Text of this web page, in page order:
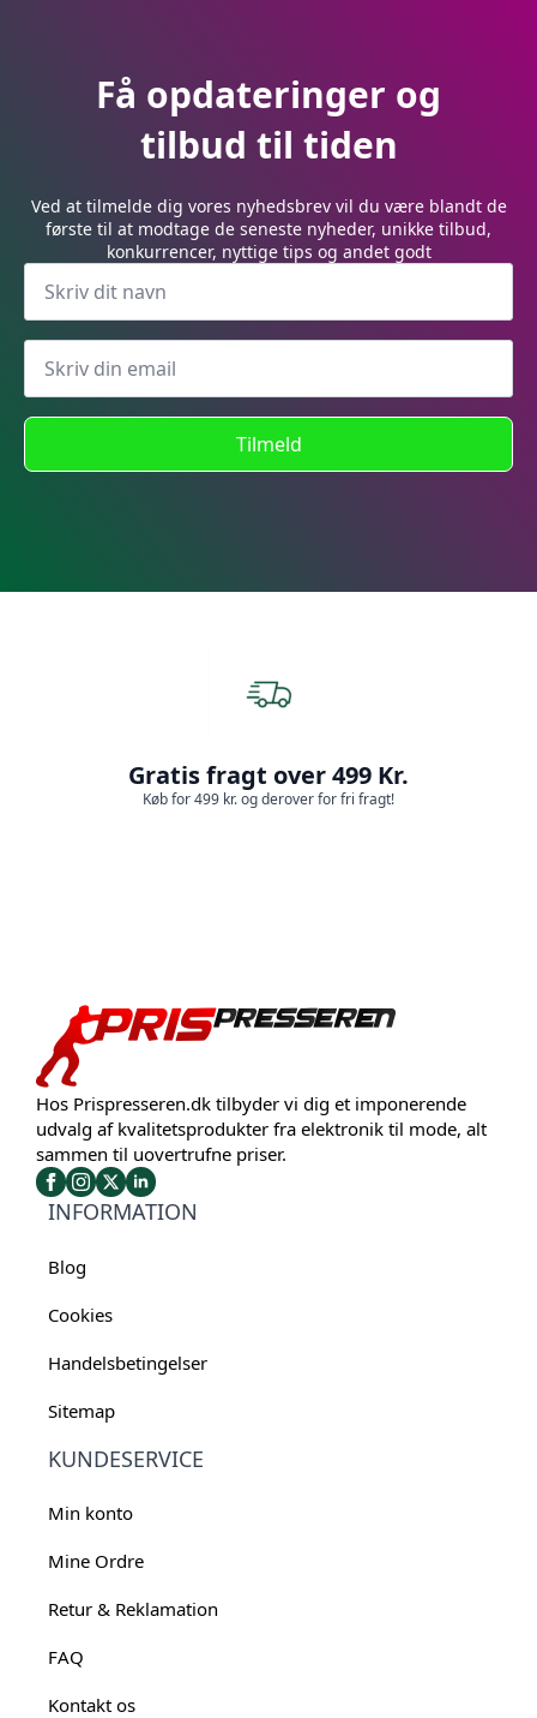
Få opdateringer og
tilbud til tiden
Ved at tilmelde dig vores nyhedsbrev vil du være blandt de
første til at modtage de seneste nyheder, unikke tilbud,
konkurrencer, nyttige tips og andet godt
Tilmeld
Gratis fragt over 499 Kr.
Køb for 499 kr. og derover for fri fragt!
Hos Prispresseren.dk tilbyder vi dig et imponerende
udvalg af kvalitetsprodukter fra elektronik til mode, alt
sammen til uovertrufne priser.
INFORMATION
Blog
Cookies
Handelsbetingelser
Sitemap
KUNDESERVICE
Min konto
Mine Ordre
Retur & Reklamation
FAQ
Kontakt os